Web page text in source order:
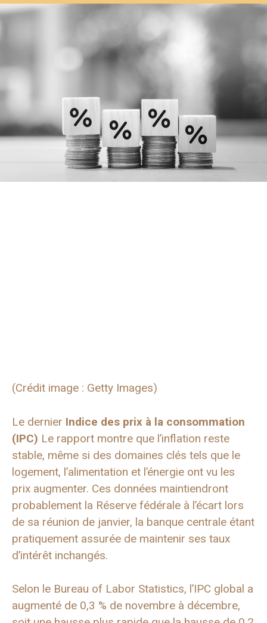
(Crédit image : Getty Images)
Le dernier Indice des prix à la consommation
(IPC) Le rapport montre que l’inflation reste
stable, même si des domaines clés tels que le
logement, l’alimentation et l’énergie ont vu les
prix augmenter. Ces données maintiendront
probablement la Réserve fédérale à l’écart lors
de sa réunion de janvier, la banque centrale étant
pratiquement assurée de maintenir ses taux
d’intérêt inchangés.
Selon le Bureau of Labor Statistics, l’IPC global a
augmenté de 0,3 % de novembre à décembre,